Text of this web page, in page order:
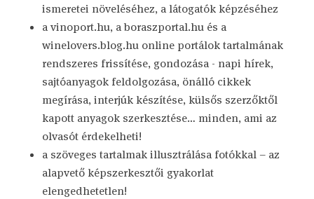
ismeretei növeléséhez, a látogatók képzéséhez
a vinoport.hu, a boraszportal.hu és a
winelovers.blog.hu online portálok tartalmának
rendszeres frissítése, gondozása - napi hírek,
sajtóanyagok feldolgozása, önálló cikkek
megírása, interjúk készítése, külsős szerzőktől
kapott anyagok szerkesztése… minden, ami az
olvasót érdekelheti!
a szöveges tartalmak illusztrálása fotókkal – az
alapvető képszerkesztői gyakorlat
elengedhetetlen!